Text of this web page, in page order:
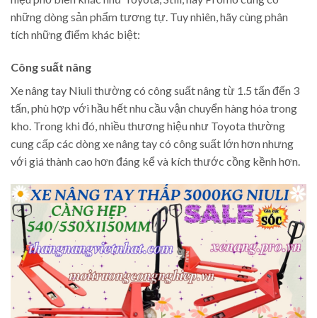
những dòng sản phẩm tương tự. Tuy nhiên, hãy cùng phân
tích những điểm khác biệt:
Công suất nâng
Xe nâng tay Niuli thường có công suất nâng từ 1.5 tấn đến 3
tấn, phù hợp với hầu hết nhu cầu vận chuyển hàng hóa trong
kho. Trong khi đó, nhiều thương hiệu như Toyota thường
cung cấp các dòng xe nâng tay có công suất lớn hơn nhưng
với giá thành cao hơn đáng kể và kích thước cồng kềnh hơn.